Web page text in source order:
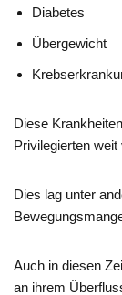
Diabetes
Übergewicht
Diese
Privilegierten weit
Dies lag unter
Auch in diesen
an ihrem